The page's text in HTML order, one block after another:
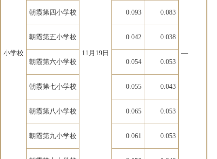
小学校 11月19日 ―
朝霞第四小学校 0.093 0.083
朝霞第五小学校 0.042 0.038
朝霞第六小学校 0.054 0.053
朝霞第七小学校 0.055 0.043
朝霞第八小学校 0.065 0.053
朝霞第九小学校 0.061 0.053